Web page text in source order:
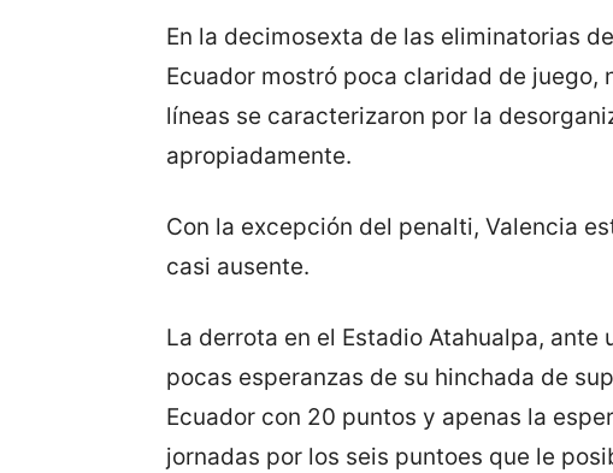
En la decimosexta de las eliminatorias
Ecuador mostró poca claridad de juego,
líneas se caracterizaron por la
apropiadamente.
Con la excepción del penalti, Valencia
casi ausente.
La derrota en el Estadio Atahualpa, ante
pocas esperanzas de su hinchada de
Ecuador con 20 puntos y apenas la
jornadas por los seis puntoes que le